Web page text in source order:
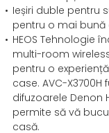
Ieșiri duble pentru
pentru o mai bună
HEOS Tehnologie
multi-room
pentru o
case. AVC-
difuzoarele Denon
permite să vă
casă.